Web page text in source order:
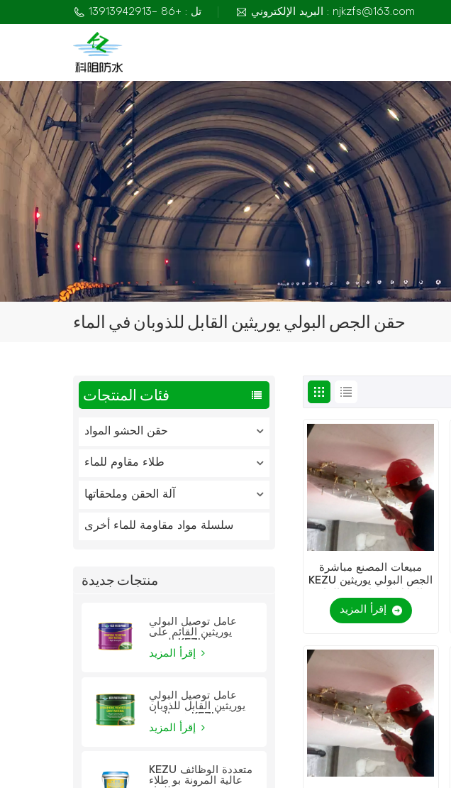
تل : +86 -13913942913 البريد الإلكتروني : njkzfs@163.com
حقن الجص البولي يوريثين القابل للذوبان في الماء
فئات المنتجات
حقن الحشو المواد
طلاء مقاوم للماء
آلة الحقن وملحقاتها
سلسلة مواد مقاومة للماء أخرى
منتجات جديدة
عامل توصيل البولي
يوريثين القائم على
عامل توصيل البولي
يوريثين القابل للذوبان
KEZU متعددة الوظائف
عالية المرونة بو طلاء
مبيعات المصنع مباشرة
KEZU الجص البولي يوريثين
إقرأ المزيد